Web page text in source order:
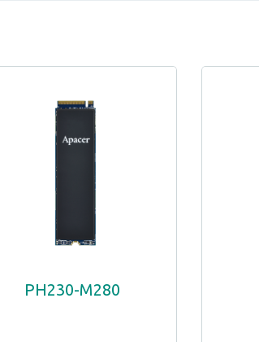
PH230-M280